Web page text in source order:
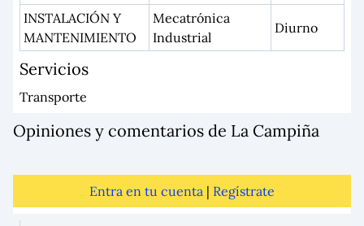
INSTALACIÓN Y
MANTENIMIENTO
Mecatrónica
Industrial
Diurno
Servicios
Transporte
Opiniones y comentarios de La Campiña
Entra en tu cuenta | Regístrate